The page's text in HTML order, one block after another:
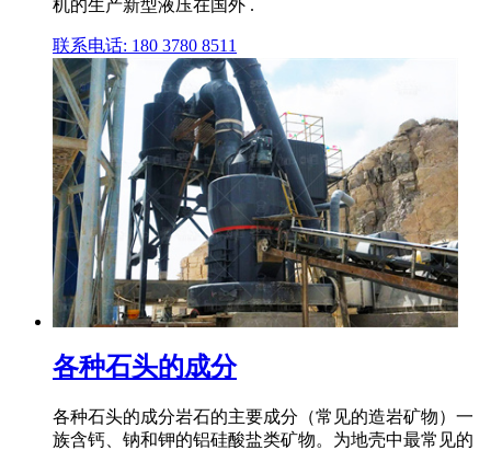
机的生产新型液压在国外 .
联系电话: 180 3780 8511
各种石头的成分
各种石头的成分岩石的主要成分（常见的造岩矿物）一
族含钙、钠和钾的铝硅酸盐类矿物。为地壳中最常见的